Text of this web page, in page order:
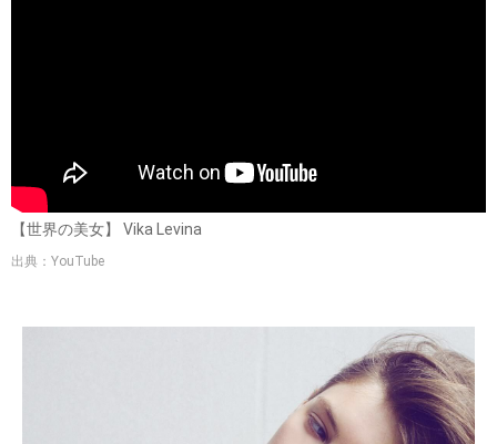
【世界の美女】 Vika Levina
出典：YouTube